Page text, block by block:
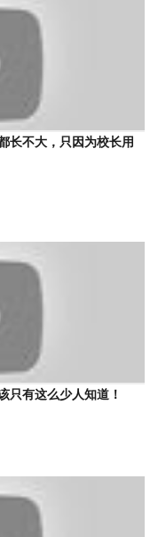
长不大，只因为校长用
只有这么少人知道！